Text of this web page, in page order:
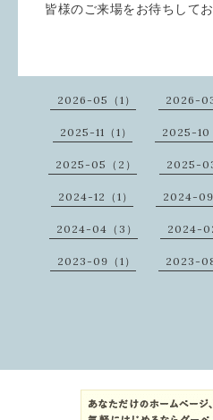
皆様のご来場をお待ちしてお
2026-05（1） 2026-03
2025-11（1） 2025-10
2025-05（2） 2025-03
2024-12（1） 2024-09
2024-04（3） 2024-02
2023-09（1） 2023-08